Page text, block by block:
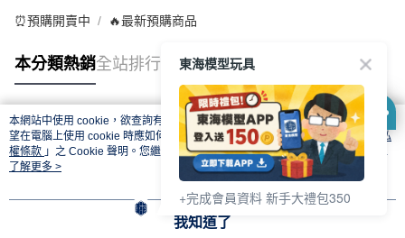
⏰預購開賣中 🔥最新預購商品
本分類熱銷全站排行
熱門標籤
本網站中使用 cookie，欲查詢有關本網站使用 cookie 方式之詳情，及若您不希
望在電腦上使用 cookie 時應如何變更電腦的 cookie 設定，請參閱本網站「
隱私
權條款 」之 Cookie 聲明。您繼續使用本網站即表示您同意本公司得按本網站使
用條款之 Cookie 聲明使用 cookie。
了解更多 >
我知道了
東海模型玩具
+完成會員資料 新手大禮包350